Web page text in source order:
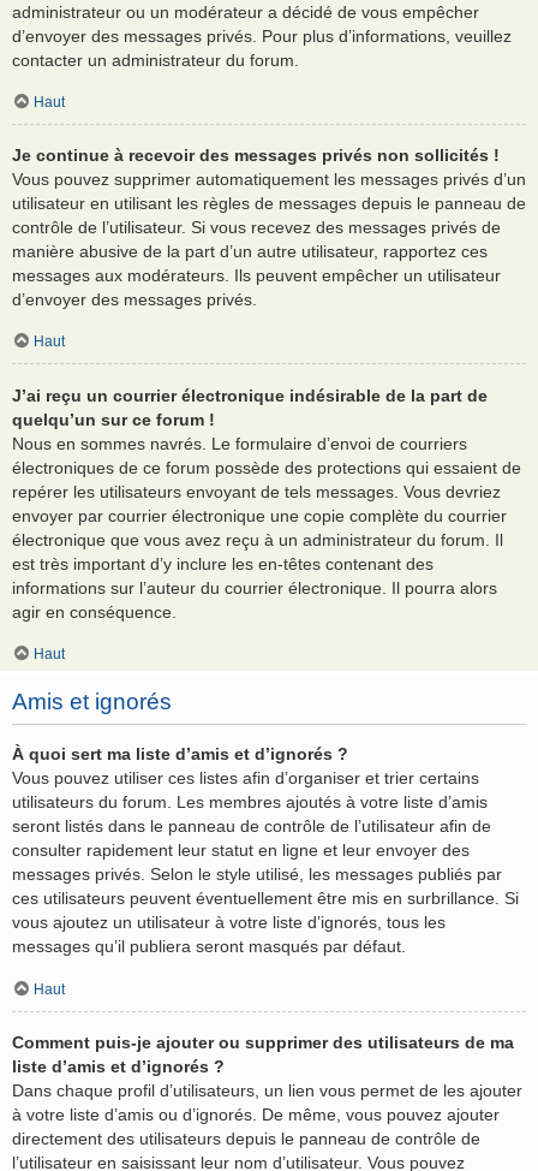
administrateur ou un modérateur a décidé de vous empêcher
d’envoyer des messages privés. Pour plus d’informations, veuillez
contacter un administrateur du forum.
Haut
Je continue à recevoir des messages privés non sollicités !
Vous pouvez supprimer automatiquement les messages privés d’un
utilisateur en utilisant les règles de messages depuis le panneau de
contrôle de l’utilisateur. Si vous recevez des messages privés de
manière abusive de la part d’un autre utilisateur, rapportez ces
messages aux modérateurs. Ils peuvent empêcher un utilisateur
d’envoyer des messages privés.
Haut
J’ai reçu un courrier électronique indésirable de la part de
quelqu’un sur ce forum !
Nous en sommes navrés. Le formulaire d’envoi de courriers
électroniques de ce forum possède des protections qui essaient de
repérer les utilisateurs envoyant de tels messages. Vous devriez
envoyer par courrier électronique une copie complète du courrier
électronique que vous avez reçu à un administrateur du forum. Il
est très important d’y inclure les en-têtes contenant des
informations sur l’auteur du courrier électronique. Il pourra alors
agir en conséquence.
Haut
Amis et ignorés
À quoi sert ma liste d’amis et d’ignorés ?
Vous pouvez utiliser ces listes afin d’organiser et trier certains
utilisateurs du forum. Les membres ajoutés à votre liste d’amis
seront listés dans le panneau de contrôle de l’utilisateur afin de
consulter rapidement leur statut en ligne et leur envoyer des
messages privés. Selon le style utilisé, les messages publiés par
ces utilisateurs peuvent éventuellement être mis en surbrillance. Si
vous ajoutez un utilisateur à votre liste d’ignorés, tous les
messages qu’il publiera seront masqués par défaut.
Haut
Comment puis-je ajouter ou supprimer des utilisateurs de ma
liste d’amis et d’ignorés ?
Dans chaque profil d’utilisateurs, un lien vous permet de les ajouter
à votre liste d’amis ou d’ignorés. De même, vous pouvez ajouter
directement des utilisateurs depuis le panneau de contrôle de
l’utilisateur en saisissant leur nom d’utilisateur. Vous pouvez